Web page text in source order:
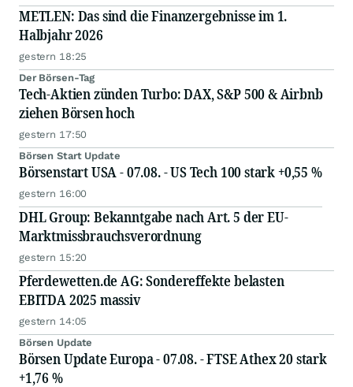
METLEN: Das sind die Finanzergebnisse im 1.
Halbjahr 2026
gestern 18:25
Der Börsen-Tag
Tech-Aktien zünden Turbo: DAX, S&P 500 & Airbnb
ziehen Börsen hoch
gestern 17:50
Börsen Start Update
Börsenstart USA - 07.08. - US Tech 100 stark +0,55 %
gestern 16:00
DHL Group: Bekanntgabe nach Art. 5 der EU-
Marktmissbrauchsverordnung
gestern 15:20
Pferdewetten.de AG: Sondereffekte belasten
EBITDA 2025 massiv
gestern 14:05
Börsen Update
Börsen Update Europa - 07.08. - FTSE Athex 20 stark
+1,76 %